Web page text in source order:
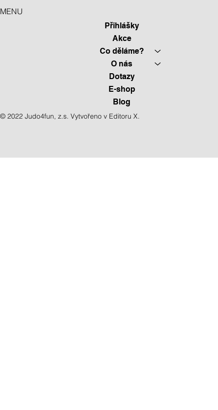
MENU
Přihlášky
Akce
Co děláme?
O nás
Dotazy
E-shop
Blog
© 2022 Judo4fun, z.s. Vytvořeno v Editoru X.